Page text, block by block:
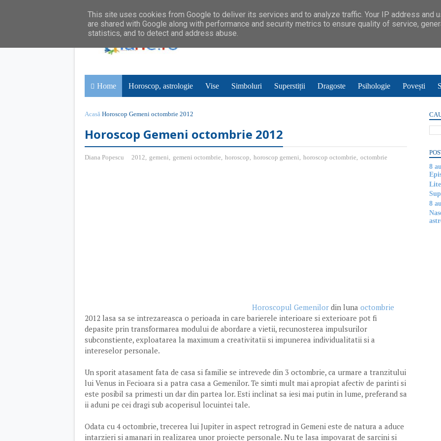
Home Horoscop, astrologie Vise Simboluri Superstiții Dragoste Psihologie Povești
Acasă Horoscop Gemeni octombrie 2012
Horoscop Gemeni octombrie 2012
Diana Popescu 2012, gemeni, gemeni octombrie, horoscop, horoscop gemeni, horoscop octombrie, octombrie
Horoscopul Gemenilor din luna octombrie
2012 lasa sa se intrezareasca o perioada in care barierele interioare si exterioare pot fi
depasite prin transformarea modului de abordare a vietii, recunosterea impulsurilor
subconstiente, exploatarea la maximum a creativitatii si impunerea individualitatii si a
intereselor personale.
Un sporit atasament fata de casa si familie se intrevede din 3 octombrie, ca urmare a tranzitului
lui Venus in Fecioara si a patra casa a Gemenilor. Te simti mult mai apropiat afectiv de parinti si
este posibil sa primesti un dar din partea lor. Esti inclinat sa iesi mai putin in lume, preferand sa
ii aduni pe cei dragi sub acoperisul locuintei tale.
Odata cu 4 octombrie, trecerea lui Jupiter in aspect retrograd in Gemeni este de natura a aduce
intarzieri si amanari in realizarea unor proiecte personale. Nu te lasa impovarat de sarcini si
8
8
This site uses cookies from Google to deliver its services and to analyze traffic. Your IP address and
are shared with Google along with performance and security metrics to ensure quality of service,
statistics, and to detect and address abuse.